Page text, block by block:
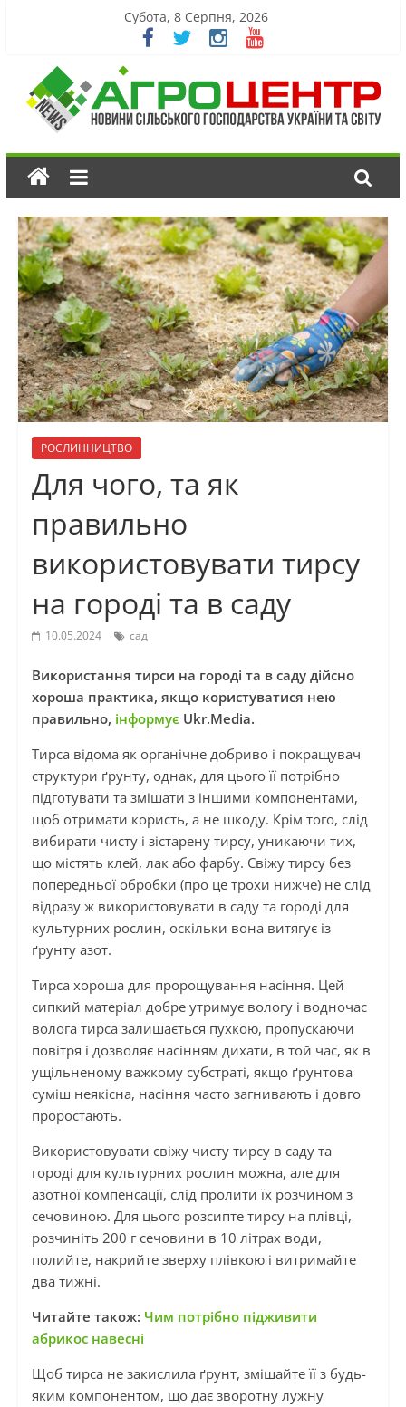
Субота, 8 Серпня, 2026
РОСЛИННИЦТВО
Для чого, та як
правильно
використовувати тирсу
на городі та в саду
10.05.2024 сад
Використання тирси на городі та в саду дійсно
хороша практика, якщо користуватися нею
правильно, інформує Ukr.Media.
Тирса відома як органічне добриво і покращувач
структури ґрунту, однак, для цього її потрібно
підготувати та змішати з іншими компонентами,
щоб отримати користь, а не шкоду. Крім того, слід
вибирати чисту і зістарену тирсу, уникаючи тих,
що містять клей, лак або фарбу. Свіжу тирсу без
попередньої обробки (про це трохи нижче) не слід
відразу ж використовувати в саду та городі для
культурних рослин, оскільки вона витягує із
ґрунту азот.
Тирса хороша для пророщування насіння. Цей
сипкий матеріал добре утримує вологу і водночас
волога тирса залишається пухкою, пропускаючи
повітря і дозволяє насінням дихати, в той час, як в
ущільненому важкому субстраті, якщо ґрунтова
суміш неякісна, насіння часто загнивають і довго
проростають.
Використовувати свіжу чисту тирсу в саду та
городі для культурних рослин можна, але для
азотної компенсації, слід пролити їх розчином з
сечовиною. Для цього розсипте тирсу на плівці,
розчиніть 200 г сечовини в 10 літрах води,
полийте, накрийте зверху плівкою і витримайте
два тижні.
Читайте також: Чим потрібно підживити
абрикос навесні
Щоб тирса не закислила ґрунт, змішайте її з будь-
яким компонентом, що дає зворотну лужну